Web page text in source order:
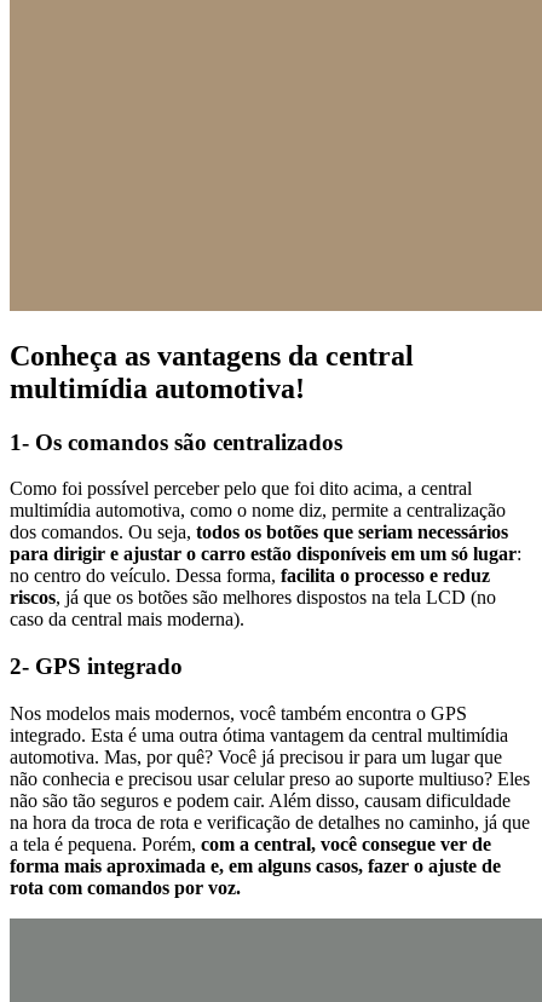
Conheça as vantagens da central
multimídia automotiva!
1- Os comandos são centralizados
Como foi possível perceber pelo que foi dito acima, a central
multimídia automotiva, como o nome diz, permite a centralização
dos comandos. Ou seja, todos os botões que seriam necessários
para dirigir e ajustar o carro estão disponíveis em um só lugar:
no centro do veículo. Dessa forma, facilita o processo e reduz
riscos, já que os botões são melhores dispostos na tela LCD (no
caso da central mais moderna).
2- GPS integrado
Nos modelos mais modernos, você também encontra o GPS
integrado. Esta é uma outra ótima vantagem da central multimídia
automotiva. Mas, por quê? Você já precisou ir para um lugar que
não conhecia e precisou usar celular preso ao suporte multiuso? Eles
não são tão seguros e podem cair. Além disso, causam dificuldade
na hora da troca de rota e verificação de detalhes no caminho, já que
a tela é pequena. Porém, com a central, você consegue ver de
forma mais aproximada e, em alguns casos, fazer o ajuste de
rota com comandos por voz.